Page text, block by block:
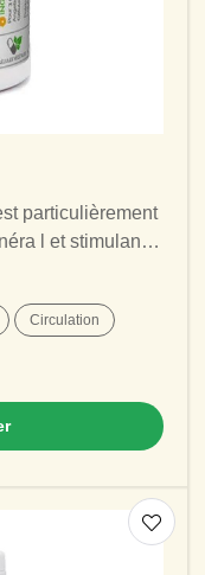
Circulation